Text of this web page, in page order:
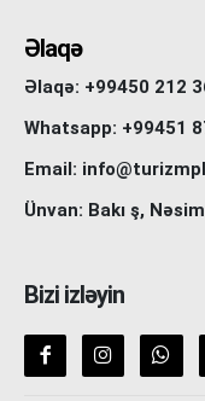
Əlaqə
Əlaqə: +99450 212
Whatsapp: +99451
Email:
Ünvan: Bakı ş,
Bizi izləyin